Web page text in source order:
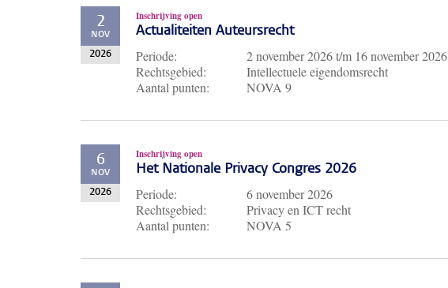
2
NOV
2026
Inschrijving open
Actualiteiten Auteursrecht
Periode: 2 november 2026t/m 16 november 2026
Rechtsgebied:
Intellectuele eigendomsrecht
Aantal punten:
NOVA 9
6
NOV
2026
Inschrijving open
Het Nationale Privacy Congres 2026
Periode:
6 november 2026
Rechtsgebied:
Privacy en ICT recht
Aantal punten:
NOVA 5